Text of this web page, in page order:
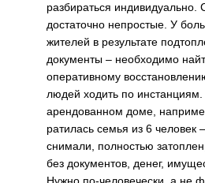
разбираться индивидуально.
достаточно непро­стые. У
жителей в результате
документы – необходимо
оперативному
лю­дей ходить по инстанциям.
арендованном доме,
ратилась семья из 6 человек
снимали, полностью
без документов, денег,